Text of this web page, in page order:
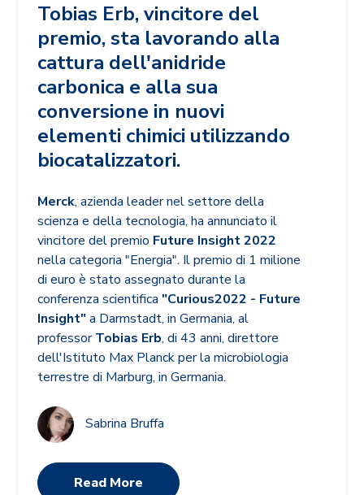
Tobias Erb, vincitore del
premio, sta lavorando alla
cattura dell'anidride
carbonica e alla sua
conversione in nuovi
elementi chimici utilizzando
biocatalizzatori.
Merck, azienda leader nel settore della
scienza e della tecnologia, ha annunciato il
vincitore del premio Future Insight 2022
nella categoria "Energia". Il premio di 1 milione
di euro è stato assegnato durante la
conferenza scientifica "Curious2022 - Future
Insight"a Darmstadt, in Germania, al
professorTobias Erb, di 43 anni, direttore
dell'Istituto Max Planck per la microbiologia
terrestre di Marburg, in Germania.
Sabrina Bruffa
Read More